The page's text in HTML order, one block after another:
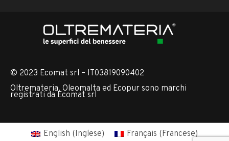
© 2023 Ecomat srl – IT03819090402
Oltremateria, Oleomalta ed Ecopur sono marchi
registrati da Ecomat srl
English (Inglese) Français (Francese)